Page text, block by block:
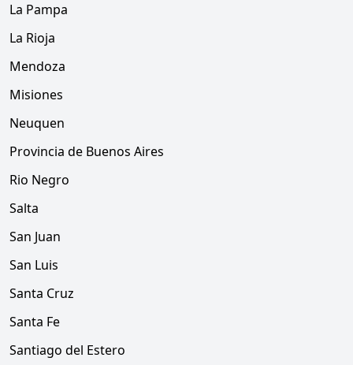
La Pampa
La Rioja
Mendoza
Misiones
Neuquen
Provincia de Buenos Aires
Rio Negro
Salta
San Juan
San Luis
Santa Cruz
Santa Fe
Santiago del Estero